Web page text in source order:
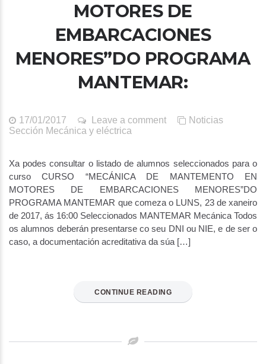
MOTORES DE
EMBARCACIONES
MENORES”DO PROGRAMA
MANTEMAR:
17/01/2017 Leave a comment
Noticias
Sección Mecánica y eléctrica
Xa podes consultar o listado de alumnos seleccionados para o
curso CURSO “MECÁNICA DE MANTEMENTO EN
MOTORES DE EMBARCACIONES MENORES”DO
PROGRAMA MANTEMAR que comeza o LUNS, 23 de xaneiro
de 2017, ás 16:00 Seleccionados MANTEMAR Mecánica Todos
os alumnos deberán presentarse co seu DNI ou NIE, e de ser o
caso, a documentación acreditativa da súa […]
CONTINUE READING